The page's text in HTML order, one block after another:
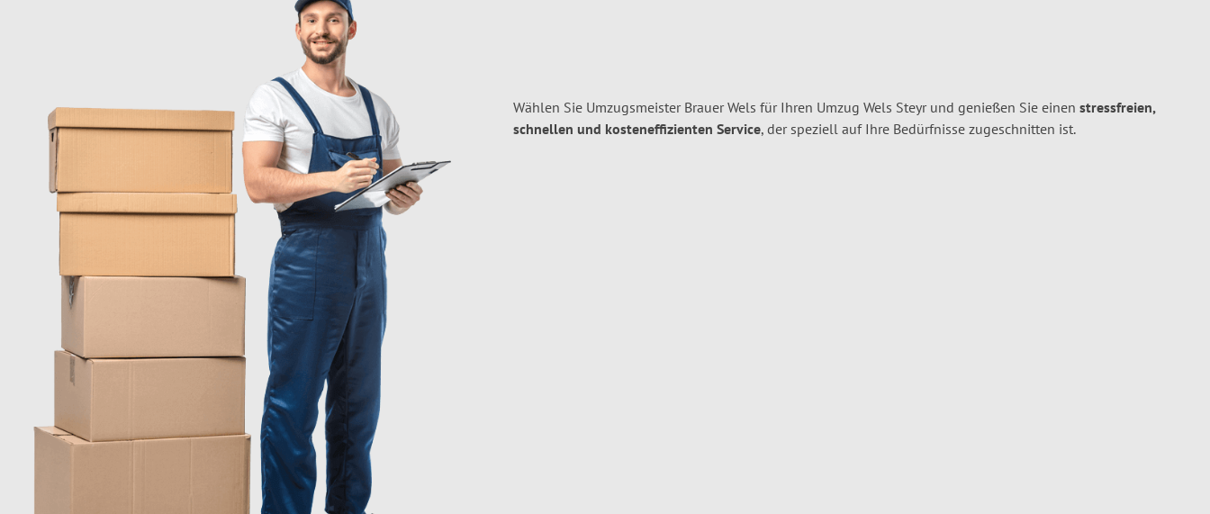
Wählen Sie Umzugsmeister Brauer Wels für Ihren Umzug Wels Steyr und genießen Sie einen stressfreien,
schnellen und kosteneffizienten Service, der speziell auf Ihre Bedürfnisse zugeschnitten ist.